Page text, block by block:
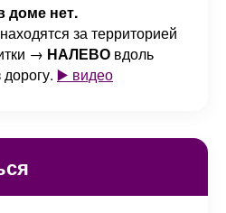
доме нет.
находятся за территорией
→ НАЛЕВО вдоль
▶️ видео